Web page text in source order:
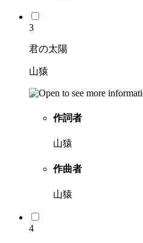
3
君の太陽
山猿
作詞者
山猿
作曲者
山猿
4